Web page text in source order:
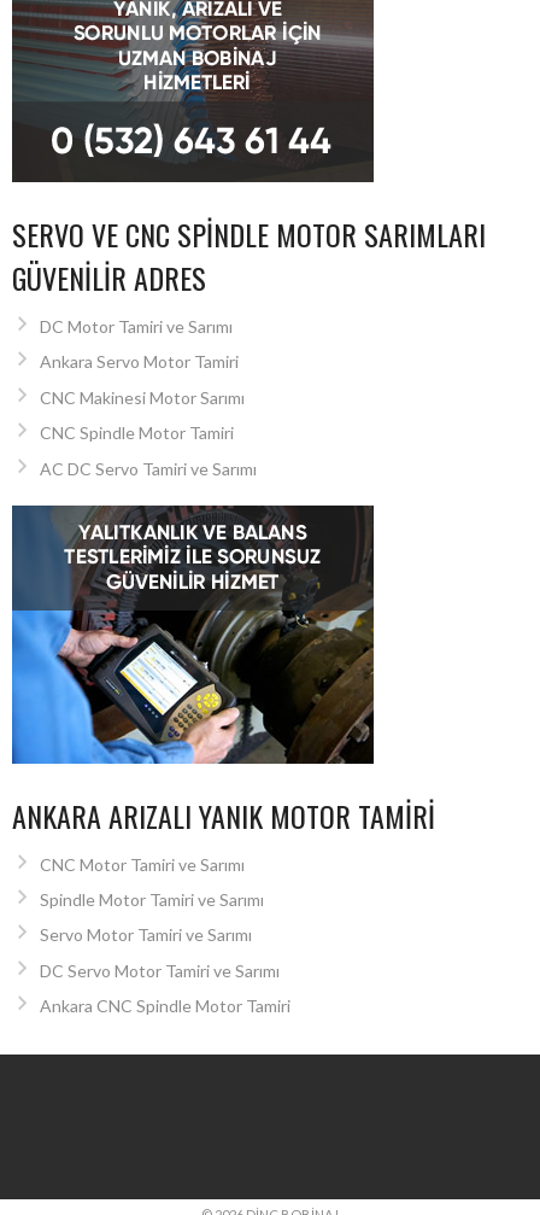
SERVO VE CNC SPINDLE MOTOR SARIMLARI
GÜVENILIR ADRES
DC Motor Tamiri ve Sarımı
Ankara Servo Motor Tamiri
CNC Makinesi Motor Sarımı
CNC Spindle Motor Tamiri
AC DC Servo Tamiri ve Sarımı
ANKARA ARIZALI YANIK MOTOR TAMIRI
CNC Motor Tamiri ve Sarımı
Spindle Motor Tamiri ve Sarımı
Servo Motor Tamiri ve Sarımı
DC Servo Motor Tamiri ve Sarımı
Ankara CNC Spindle Motor Tamiri